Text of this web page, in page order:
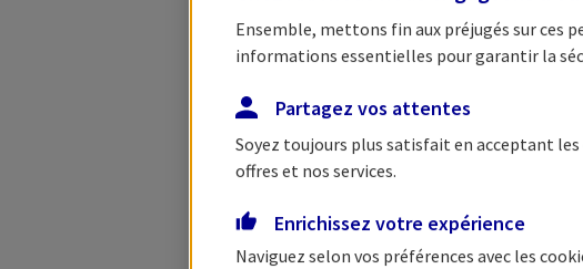
Ensemble, mettons fin aux préjugés sur ces
informations essentielles pour garantir la
Partagez vos attentes
Soyez toujours plus satisfait en acceptant les
offres et nos services.
Enrichissez votre expérience
Naviguez selon vos préférences avec les